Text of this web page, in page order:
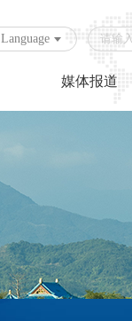
Language
媒体报道